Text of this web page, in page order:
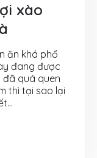
xào
ăn khá phổ
đang được
đã quá quen
thì tại sao lại